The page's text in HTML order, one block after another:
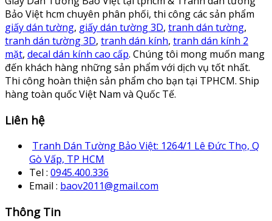
Bảo Việt hcm chuyên phân phối, thi công các sản phẩm
giấy dán tường, giấy dán tường 3D, tranh dán tường,
tranh dán tường 3D, tranh dán kính, tranh dán kính 2
mặt, decal dán kính cao cấp. Chúng tôi mong muốn mang
đến khách hàng những sản phẩm với dịch vụ tốt nhất.
Thi công hoàn thiện sản phẩm cho bạn tại TPHCM. Ship
hàng toàn quốc Việt Nam và Quốc Tế.
Liên hệ
Tranh Dán Tường Bảo Việt: 1264/1 Lê Đức Thọ, Q
Gò Vấp, TP HCM
Tel : 0945.400.336
Email : baov2011@gmail.com
Thông Tin